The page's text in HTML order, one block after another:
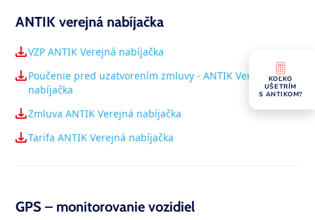
KOĽKO
UŠETRÍM
S ANTIKOM?
ANTIK verejná nabíjačka
VZP ANTIK Verejná nabíjačka
Poučenie pred uzatvorením zmluvy - ANTIK Verejná
nabíjačka
Zmluva ANTIK Verejná nabíjačka
Tarifa ANTIK Verejná nabíjačka
GPS – monitorovanie vozidiel